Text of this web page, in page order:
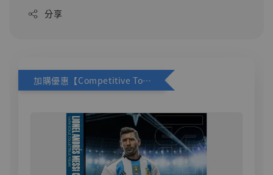
分享
加購優惠【Competitive Toys 梅西 [CM001]】